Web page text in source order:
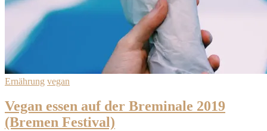
Ernährung vegan
Vegan essen auf der Breminale 2019
(Bremen Festival)